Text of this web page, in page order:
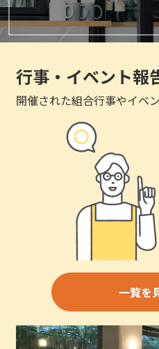
行事・イベント報
開催された組合行事やイベ
一覧を